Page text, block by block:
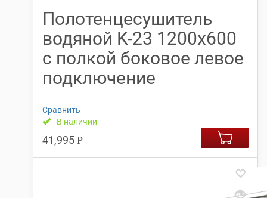
Полотенцесушитель
водяной K-23 1200х600
с полкой боковое левое
подключение
Сравнить
В наличии
41,995 Р